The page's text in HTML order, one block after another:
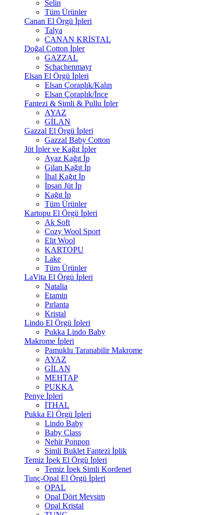
Selin
Tüm Ürünler
Canan El Örgü İpleri
Talya
CANAN KRİSTAL
Doğal Cotton İpler
GAZZAL
Schachenmayr
Elsan El Örgü İpleri
Elsan Çoraplık/Kalın
Elsan Çoraplık/İnce
Fantezi & Simli & Pullu İpler
AYAZ
GİLAN
Gazzal El Örgü İpleri
Gazzal Baby Cotton
Jüt İpler ve Kağıt İpler
Ayaz Kağıt İp
Gilan Kağıt İp
İhal Kağıt İp
İpsan Jüt İp
Kağıt İp
Tüm Ürünler
Kartopu El Örgü İpleri
Ak Soft
Cozy Wool Sport
Elit Wool
KARTOPU
Lake
Tüm Ürünler
LaVita El Örgü İpleri
Natalia
Etamin
Pırlanta
Kristal
Lindo El Örgü İpleri
Pukka Lindo Baby
Makrome İpleri
Pamuklu Taranabilir Makrome
AYAZ
GİLAN
MEHTAP
PUKKA
Penye İpleri
İTHAL
Pukka El Örgü İpleri
Lindo Baby
Baby Class
Nehir Ponpon
Simli Buklet Fantezi İplik
Temiz İpek El Örgü İpleri
Temiz İpek Simli Kordenet
Tunç-Opal El Örgü İpleri
OPAL
Opal Dört Mevsim
Opal Kristal